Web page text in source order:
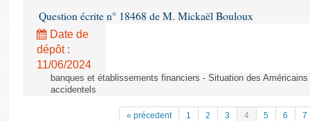
Question écrite n° 18468 de M. Mickaël Bouloux
Date de
dépôt :
11/06/2024
banques et établissements financiers - Situation des
accidentels
« précedent 1 2 3 4 5 6 7